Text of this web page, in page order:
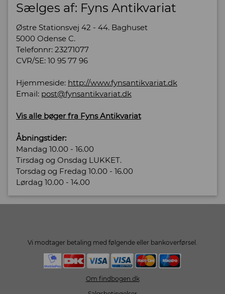
Sælges af: Fyns Antikvariat
Østre Stationsvej 42 - 44. Baghuset
5000 Odense C.
Telefonnr: 23271077
CVR/SE: 10 95 77 96
Hjemmeside: http://www.fynsantikvariat.dk
Email: post@fynsantikvariat.dk
Vis alle bøger fra Fyns Antikvariat
Åbningstider:
Mandag 10.00 - 16.00
Tirsdag og Onsdag LUKKET.
Torsdag og Fredag 10.00 - 16.00
Lørdag 10.00 - 14.00
Vi modtager betaling med følgende eller bankoverførsel.
Om findbogen.dk